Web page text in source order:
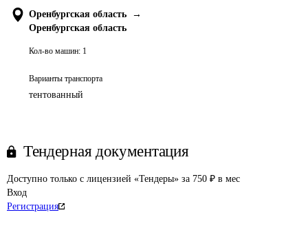
Оренбургская область
→
Оренбургская область
Кол-во машин: 1
Варианты транспорта
тентованный
Тендерная документация
Доступно только с лицензией «Тендеры» за 750 ₽ в мес
Вход
Регистрация